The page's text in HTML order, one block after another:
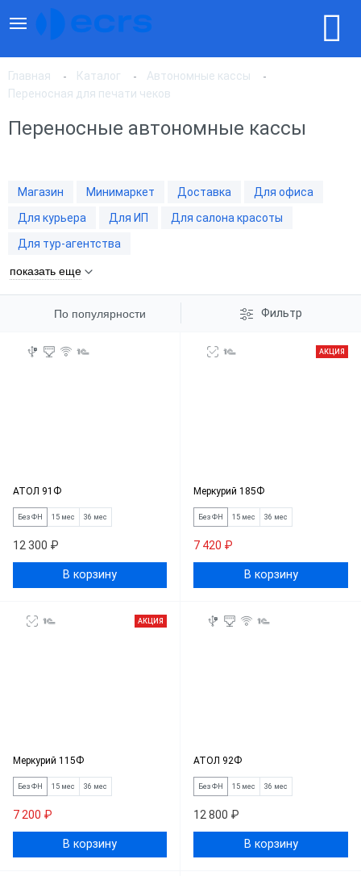
Главная Каталог
Автономные кассы
Переносная для печати чеков
Переносные автономные кассы
Магазин Минимаркет Доставка
Для офиса
Для курьера
Для ИП
Для салона красоты
Для тур-агентства
показать еще
По популярности Фильтр
По популярности
По цене, по возрастанию
По цене, по убыванию
АТОЛ 91Ф
Без ФН 15 мес 36 мес
12 300 ₽
В корзину
АКЦИЯ
Меркурий 185Ф
Без ФН 15 мес 36 мес
7 420 ₽
В корзину
АКЦИЯ
Меркурий 115Ф
Без ФН 15 мес 36 мес
7 200 ₽
В корзину
АТОЛ 92Ф
Без ФН 15 мес 36 мес
12 800 ₽
В корзину